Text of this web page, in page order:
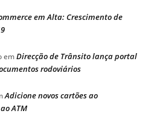
em Alta: Crescimento de
emDirecção de Trânsito lança portal
rodoviários
Adicione novos cartões ao
ATM